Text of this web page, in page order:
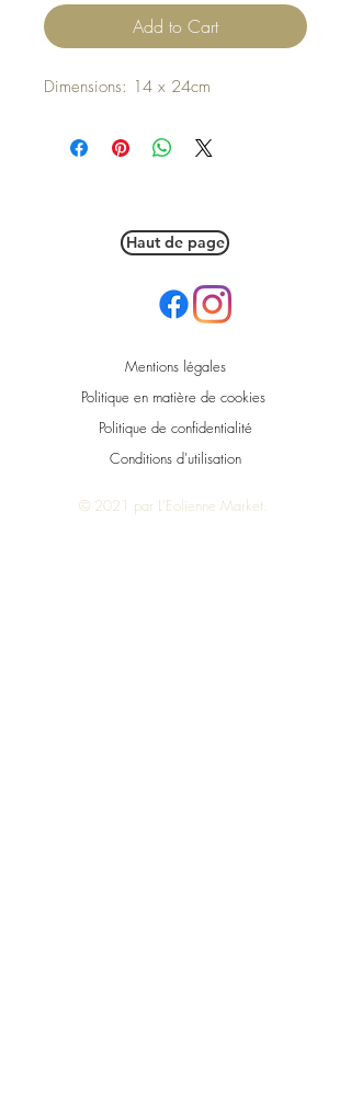
Add to Cart
Dimensions: 14 x 24cm
Haut de page
Mentions légales
Politique en matière de cookies
Politique de confidentialité
Conditions d'utilisation
© 2021 par L'Eolienne Market.